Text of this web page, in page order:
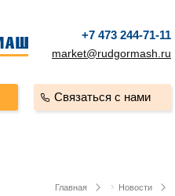
+7 473 244-71-11
market@rudgormash.ru
Связаться с нами
Главная Новости